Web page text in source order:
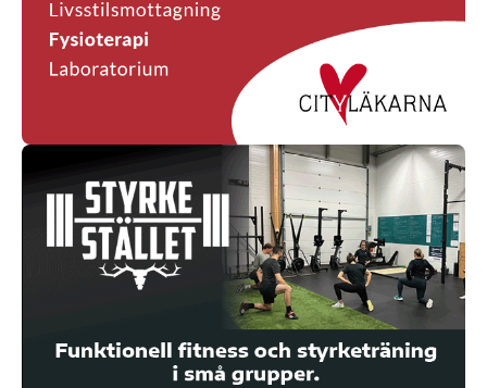
Barnburgare måltid
80 g nötkött, cheddarost och
ketchup. Ingår dryck och pommes (6,50 € för enbart
burgare).
Shawarma chicken wraps
Marinerad kyckling,
libanesisk pickle, vitlökssås och pommes.
9.00€
Shich Tawook wraps
Marinerad kyckling, libanesisk
pickle, coleslow, vitlökssås och pommes.
10.50€